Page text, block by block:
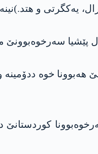
یەکگرتی و
پێشیا سەرخوەبوونێ
خوە
کوردستانێ